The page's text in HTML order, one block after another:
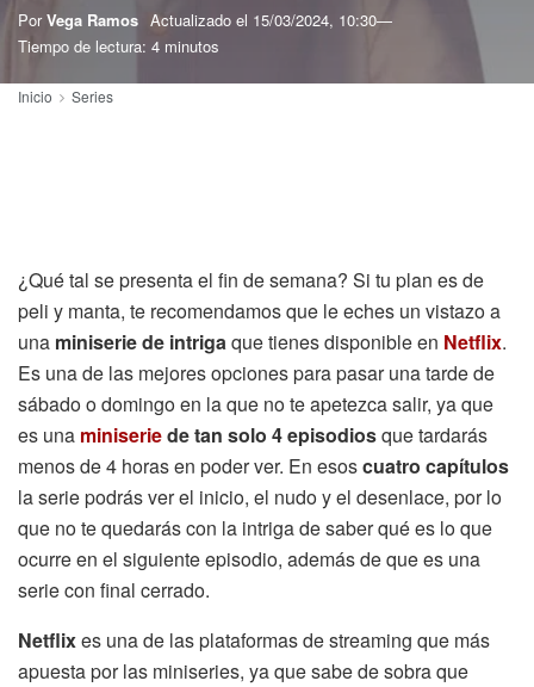
Por Vega Ramos Actualizado el 15/03/2024, 10:30
Tiempo de lectura: 4 minutos
Inicio Series
¿Qué tal se presenta el fin de semana? Si tu plan es de
peli y manta, te recomendamos que le eches un vistazo a
una miniserie de intrigaque tienes disponible en Netflix.
Es una de las mejores opciones para pasar una tarde de
sábado o domingo en la que no te apetezca salir, ya que
es una miniseriede tan solo 4 episodiosque tardarás
menos de 4 horas en poder ver. En esoscuatro capítulos
la serie podrás ver el inicio, el nudo y el desenlace, por lo
que no te quedarás con la intriga de saber qué es lo que
ocurre en el siguiente episodio, además de que es una
serie con final cerrado.
Netflixes una de las plataformas de streaming que más
apuesta por las miniseries, ya que sabe de sobra que